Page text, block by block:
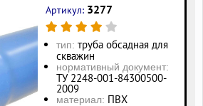
Артикул: 3277
тип: труба обсадная для
скважин
нормативный документ:
ТУ 2248-001-84300500-
2009
материал: ПВХ